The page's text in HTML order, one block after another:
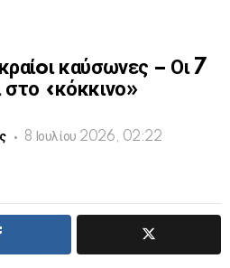
καύσωνες – Οι 7
στο «κόκκινο»
8 Ιουλίου 2026, 02:22